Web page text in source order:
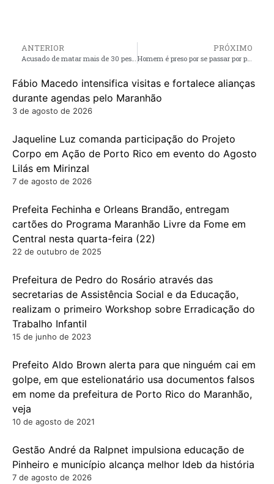
ANTERIOR
Acusado de matar mais de 30 pessoas na Baixada, pistoleiro é morto em Penalva
PRÓXIMO
Homem é preso por se passar por policial civil em Imperatriz
Fábio Macedo intensifica visitas e fortalece alianças
durante agendas pelo Maranhão
3 de agosto de 2026
Jaqueline Luz comanda participação do Projeto
Corpo em Ação de Porto Rico em evento do Agosto
Lilás em Mirinzal
7 de agosto de 2026
Prefeita Fechinha e Orleans Brandão, entregam
cartões do Programa Maranhão Livre da Fome em
Central nesta quarta-feira (22)
22 de outubro de 2025
Prefeitura de Pedro do Rosário através das
secretarias de Assistência Social e da Educação,
realizam o primeiro Workshop sobre Erradicação do
Trabalho Infantil
15 de junho de 2023
Prefeito Aldo Brown alerta para que ninguém cai em
golpe, em que estelionatário usa documentos falsos
em nome da prefeitura de Porto Rico do Maranhão,
veja
10 de agosto de 2021
Gestão André da Ralpnet impulsiona educação de
Pinheiro e município alcança melhor Ideb da história
7 de agosto de 2026